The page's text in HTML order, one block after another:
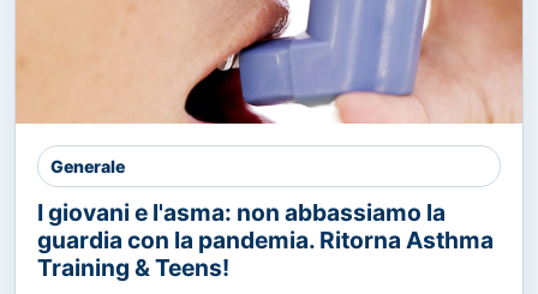
Generale
I giovani e l'asma: non abbassiamo la
guardia con la pandemia. Ritorna Asthma
Training & Teens!